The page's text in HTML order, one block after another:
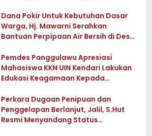
Dana Pokir Untuk Kebutuhan Dasar
Warga, Hj. Mawarni Serahkan
Bantuan Perpipaan Air Bersih di Desa
Pemdes Panggulawu Apresiasi
Mahasiswa KKN UIN Kendari Lakukan
Edukasi Keagamaan Kepada
Perkara Dugaan Penipuan dan
Penggelapan Berlanjut, Jalil, S.Hut
Resmi Menyandang Status